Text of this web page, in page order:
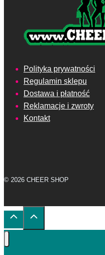
Polityka prywatności
Regulamin sklepu
Dostawa i płatność
Reklamacje i zwroty
Kontakt
© 2026 CHEER SHOP